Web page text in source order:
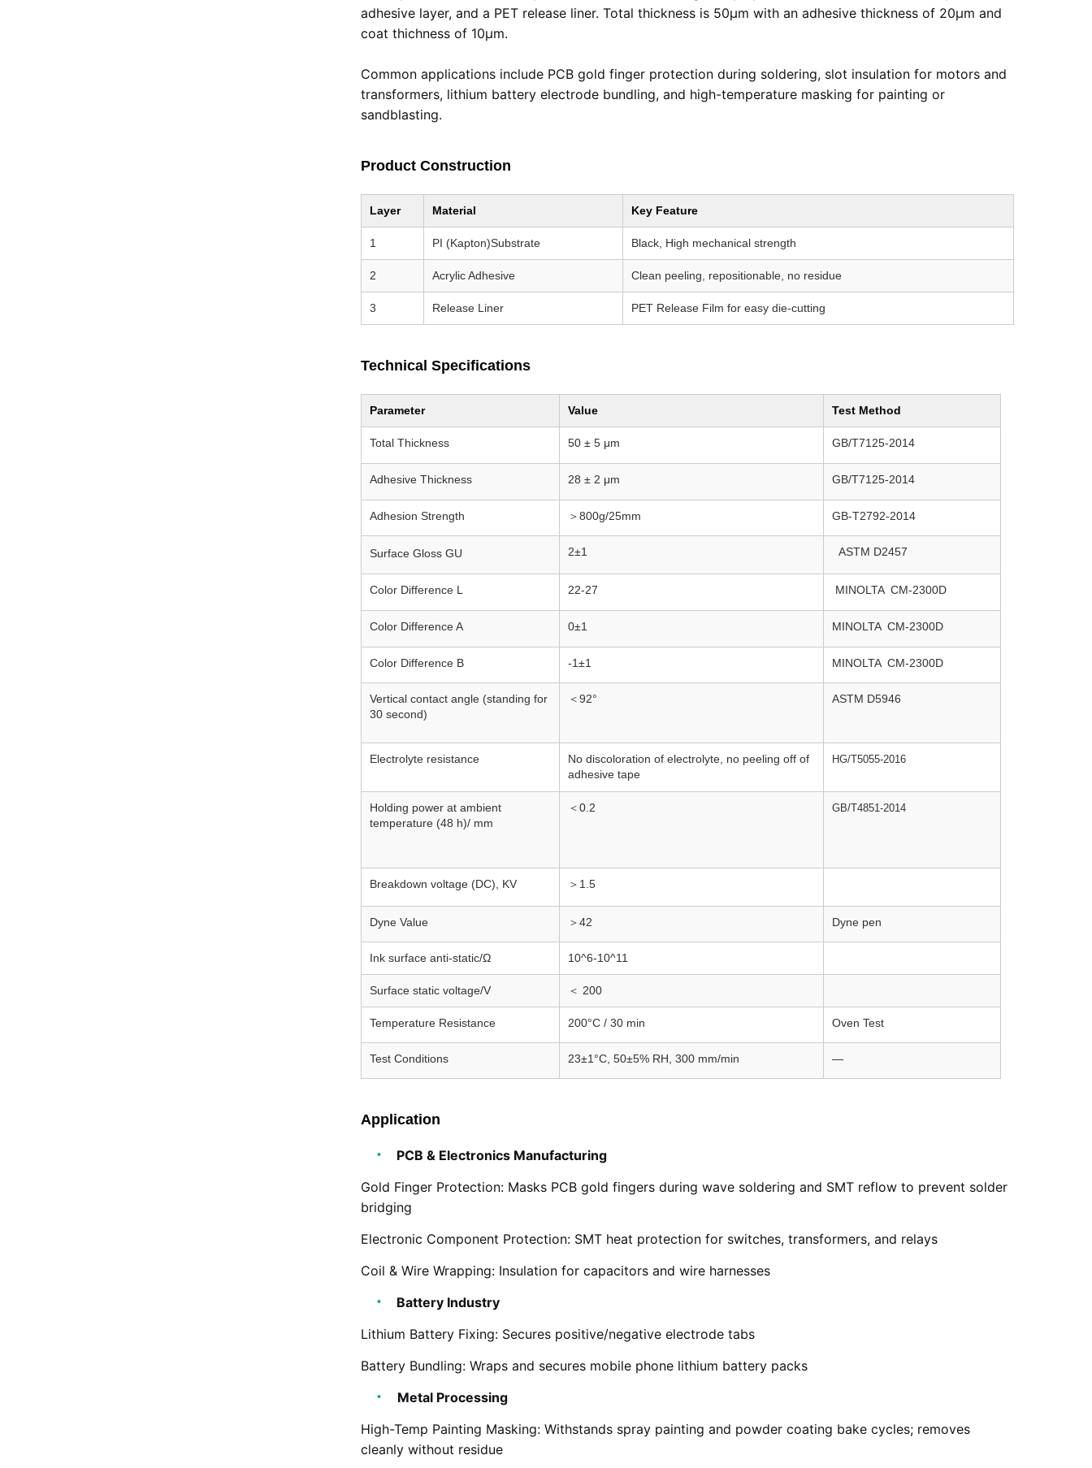
adhesive layer, and a PET release liner. Total thickness is 50μm with an adhesive thickness of 20μm and
coat thichness of 10μm.
Common applications include PCB gold finger protection during soldering, slot insulation for motors and
transformers, lithium battery electrode bundling, and high-temperature masking for painting or
sandblasting.
Product Construction
Layer Material Key Feature
1 PI (Kapton)Substrate Black, High mechanical strength
2 Acrylic Adhesive Clean peeling, repositionable, no residue
3 Release Liner PET Release Film for easy die-cutting
Technical Specifications
Parameter Value Test Method
Total Thickness 50 ± 5 μm GB/T7125-2014
Adhesive Thickness 28 ± 2 μm GB/T7125-2014
Adhesion Strength ＞800g/25mm GB-T2792-2014
Surface Gloss GU 2±1 ASTM D2457
Color Difference L 22-27 MINOLTA CM-2300D
Color Difference A 0±1 MINOLTA CM-2300D
Color Difference B -1±1 MINOLTA CM-2300D
Vertical contact angle (standing for
30 second)
＜92° ASTM D5946
Electrolyte resistance
No discoloration of electrolyte, no peeling off of
adhesive tape
HG/T5055-2016
Holding power at ambient
temperature (48 h)/ mm
＜0.2 GB/T4851-2014
Breakdown voltage (DC), KV ＞1.5
Dyne Value ＞42 Dyne pen
Ink surface anti-static/Ω 10^6-10^11
Surface static voltage/V ＜ 200
Temperature Resistance 200°C / 30 min Oven Test
Test Conditions 23±1°C, 50±5% RH, 300 mm/min —
Application
PCB & Electronics Manufacturing
Gold Finger Protection: Masks PCB gold fingers during wave soldering and SMT reflow to prevent solder
bridging
Electronic Component Protection: SMT heat protection for switches, transformers, and relays
Coil & Wire Wrapping: Insulation for capacitors and wire harnesses
Battery Industry
Lithium Battery Fixing: Secures positive/negative electrode tabs
Battery Bundling: Wraps and secures mobile phone lithium battery packs
Metal Processing
High-Temp Painting Masking: Withstands spray painting and powder coating bake cycles; removes
cleanly without residue